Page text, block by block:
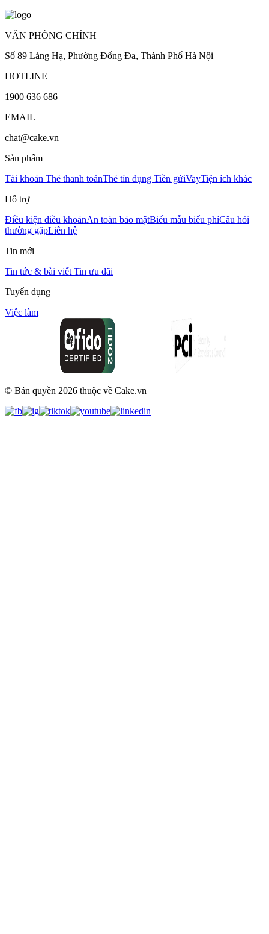
VĂN PHÒNG CHÍNH
Số 89 Láng Hạ, Phường Đống Đa, Thành Phố Hà Nội
HOTLINE
1900 636 686
EMAIL
chat@cake.vn
Sản phẩm
Tài khoản Thẻ thanh toánThẻ tín dụng Tiền gửiVayTiện ích khác
Hỗ trợ
Điều kiện điều khoảnAn toàn bảo mậtBiểu mẫu biểu phíCâu hỏi
thường gặpLiên hệ
Tin mới
Tin tức & bài viết Tin ưu đãi
Tuyển dụng
Việc làm
© Bản quyền 2026 thuộc về Cake.vn